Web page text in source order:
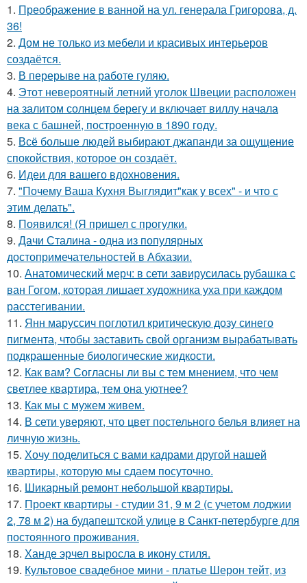
1. Преображение в ванной на ул. генерала Григорова, д.
36!
2. Дом не только из мебели и красивых интерьеров
создаётся.
3. В перерыве на работе гуляю.
4. Этот невероятный летний уголок Швеции расположен
на залитом солнцем берегу и включает виллу начала
века с башней, построенную в 1890 году.
5. Всё больше людей выбирают джапанди за ощущение
спокойствия, которое он создаёт.
6. Идеи для вашего вдохновения.
7. "Почему Ваша Кухня Выглядит"как у всех" - и что с
этим делать".
8. Появился! (Я пришел с прогулки.
9. Дачи Сталина - одна из популярных
достопримечательностей в Абхазии.
10. Анатомический мерч: в сети завирусилась рубашка с
ван Гогом, которая лишает художника уха при каждом
расстегивании.
11. Янн маруссич поглотил критическую дозу синего
пигмента, чтобы заставить свой организм вырабатывать
подкрашенные биологические жидкости.
12. Как вам? Согласны ли вы с тем мнением, что чем
светлее квартира, тем она уютнее?
13. Как мы с мужем живем.
14. В сети уверяют, что цвет постельного белья влияет на
личную жизнь.
15. Хочу поделиться с вами кадрами другой нашей
квартиры, которую мы сдаем посуточно.
16. Шикарный ремонт небольшой квартиры.
17. Проект квартиры - студии 31, 9 м 2 (с учетом лоджии
2, 78 м 2) на будапештской улице в Санкт-петербурге для
постоянного проживания.
18. Ханде эрчел выросла в икону стиля.
19. Культовое свадебное мини - платье Шерон тейт, из